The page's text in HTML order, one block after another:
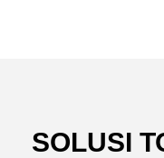
SOLUSI